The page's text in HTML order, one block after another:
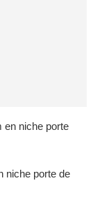
niche porte de